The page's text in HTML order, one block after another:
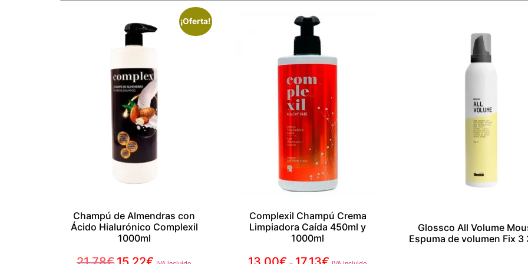
¡Oferta!
Champú de Almendras con
Ácido Hialurónico Complexil
1000ml
Complexil Champú Crema
Limpiadora Caída 450ml y
1000ml
Glossco All Volume
Espuma de volumen Fix 3